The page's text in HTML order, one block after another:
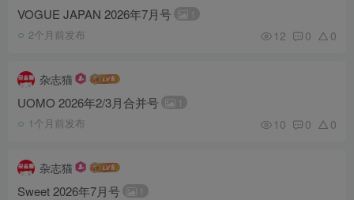
VOGUE JAPAN 2026年7月号 1
2个月前发布 12 0 0
杂志猫
UOMO 2026年2/3月合并号 1
1个月前发布 10 0 0
杂志猫
Sweet 2026年7月号 1